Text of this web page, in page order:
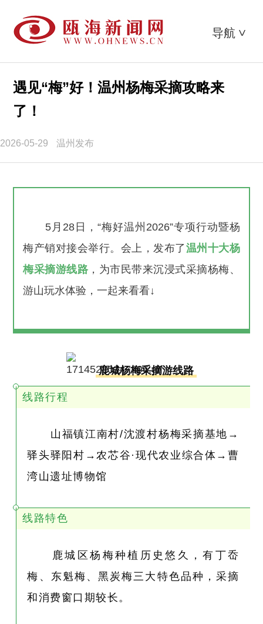
导航 >
遇见“梅”好！温州杨梅采摘攻略来
了！
2026-05-29 温州发布
5月28日，“梅好温州2026”专项行动暨杨
梅产销对接会举行。会上，发布了温州十大杨
梅采摘游线路 ，为市民带来沉浸式采摘杨梅、
游山玩水体验，一起来看看↓
鹿城杨梅采摘游线路
线路行程
山福镇江南村/沈渡村杨梅采摘基地→
驿头驿阳村→农芯谷·现代农业综合体→曹
湾山遗址博物馆
线路特色
鹿城区杨梅种植历史悠久，有丁岙
梅、东魁梅、黑炭梅三大特色品种，采摘
和消费窗口期较长。